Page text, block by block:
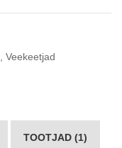
Veekeetjad
TOOTJAD (1)